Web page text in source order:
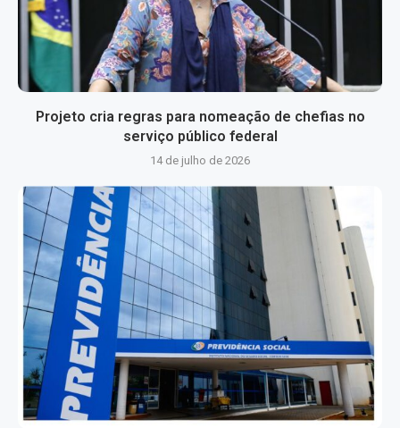
Projeto cria regras para nomeação de chefias no
serviço público federal
14 de julho de 2026